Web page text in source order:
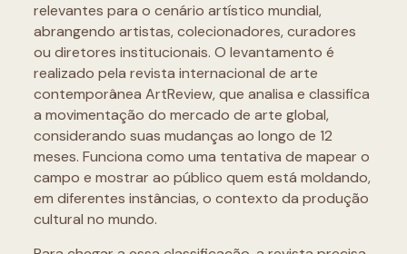
relevantes para o cenário artístico mundial,
abrangendo artistas, colecionadores, curadores
ou diretores institucionais. O levantamento é
realizado pela revista internacional de arte
contemporânea ArtReview, que analisa e classifica
a movimentação do mercado de arte global,
considerando suas mudanças ao longo de 12
meses. Funciona como uma tentativa de mapear o
campo e mostrar ao público quem está moldando,
em diferentes instâncias, o contexto da produção
cultural no mundo.